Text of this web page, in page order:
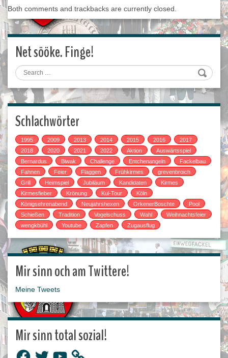
Both comments and trackbacks are currently closed.
Net sööke. Finge!
Search
Schlachwörter
1995 2009 2013 2014 2015 2016
2017
2018
2020 2021 2022 Aktion
Auswärtsspiel
Bernardus
Biwak Challenge Entchenangeln
Fackelbau
Fahnen
Feier Flaggen Frühkirmes
grevenbroich
Grill
Heimspiel Jubiläum Kandidaten
Kirmes
Kirmesfieber
Krönung Kul-Tour
Köln
Königsehrenabend
Neujahrshexen OrkenerBoschte
Pool
Schießen
Tradition Vogelschuss Wahl
Weihnachtsfeier
wengkbühl
Youtube Zapfen Zugausflug
Mir sinn och am Twittere!
Meine Tweets
Mir sinn total sozial!
Facebook
TwitterYouTube